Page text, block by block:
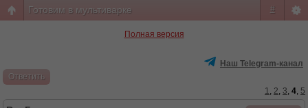
#
Готовим в мультиварке
Полная версия
Наш Telegram-канал
Ответить
1, 2, 3, 4, 5